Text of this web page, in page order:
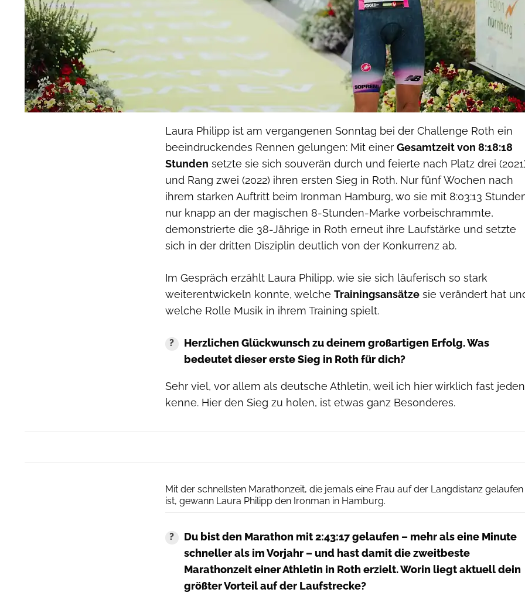
Laura Philipp ist am vergangenen Sonntag bei der Challenge Roth ein
beeindruckendes Rennen gelungen: Mit einer Gesamtzeit von 8:18:18
Stunden setzte sie sich souverän durch und feierte nach Platz drei
und Rang zwei (2022) ihren ersten Sieg in Roth. Nur fünf Wochen nach
ihrem starken Auftritt beim Ironman Hamburg, wo sie mit 8:03:13
nur knapp an der magischen 8-Stunden-Marke vorbeischrammte,
demonstrierte die 38-Jährige in Roth erneut ihre Laufstärke und setzte
sich in der dritten Disziplin deutlich von der Konkurrenz ab.
Im Gespräch erzählt Laura Philipp, wie sie sich läuferisch so stark
weiterentwickeln konnte, welche Trainingsansätze sie verändert hat
welche Rolle Musik in ihrem Training spielt.
Herzlichen Glückwunsch zu deinem großartigen Erfolg. Was
bedeutet dieser erste Sieg in Roth für dich?
Sehr viel, vor allem als deutsche Athletin, weil ich hier wirklich fast jeden
kenne. Hier den Sieg zu holen, ist etwas ganz Besonderes.
Mit der schnellsten Marathonzeit, die jemals eine Frau auf der Langdistanz gelaufen
ist, gewann Laura Philipp den Ironman in Hamburg.
Du bist den Marathon mit 2:43:17 gelaufen – mehr als eine Minute
schneller als im Vorjahr – und hast damit die zweitbeste
Marathonzeit einer Athletin in Roth erzielt. Worin liegt aktuell dein
größter Vorteil auf der Laufstrecke?